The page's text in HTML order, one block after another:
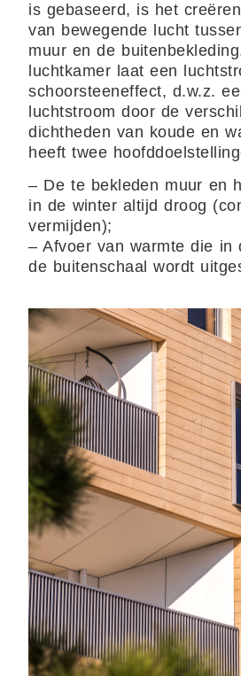
is gebaseerd, is het
van bewegende lucht
muur en de
luchtkamer laat een
schoorsteeneffect, d.w.z.
luchtstroom door de
dichtheden van koude en
heeft twee
– De te bekleden muur en
in de winter altijd droog
vermijden);
– Afvoer van warmte die in
de buitenschaal wordt